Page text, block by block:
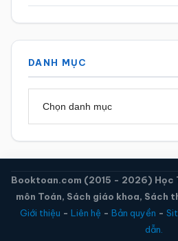
DANH MỤC
Booktoan.com (2015 - 2026) Học
môn Toán, Sách giáo khoa, Sách
Giới thiệu - Liên hệ - Bản quyền -
dẫn.